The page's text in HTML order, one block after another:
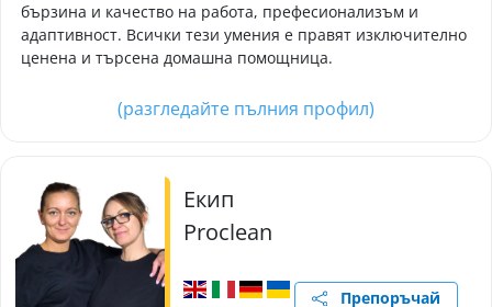
бързина и качество на работа, префесионализъм и
адаптивност. Всички тези умения е правят изключително
ценена и търсена домашна помощница.
(разгледайте пълния профил)
Екип
Proclean
Препоръчай